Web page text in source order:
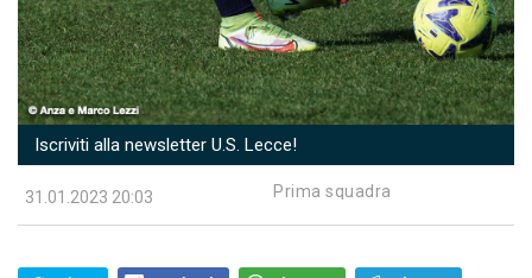
Iscriviti alla newsletter U.S. Lecce!
31.01.2023 20:03 Prima squadra